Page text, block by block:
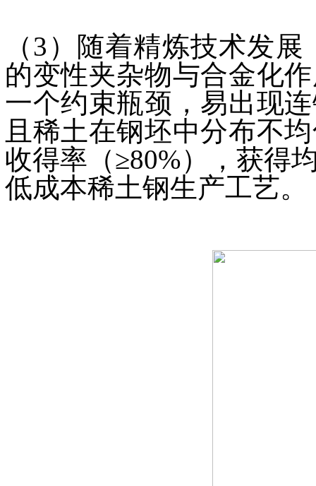
（3）随着精炼技术发
的变性夹杂物与合金化
一个约束瓶颈，易出现
且稀土在钢坯中分布不
收得率（≥80%），获得
低成本稀土钢生产工艺。